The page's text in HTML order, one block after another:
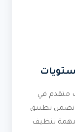
متقدم في
نضمن تطبيق
تنظيف